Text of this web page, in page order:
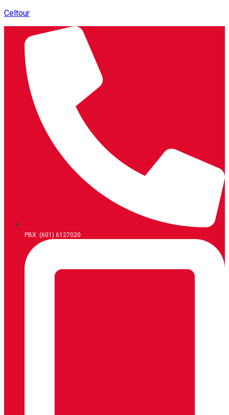
Celtour
PBX: (601) 6127020